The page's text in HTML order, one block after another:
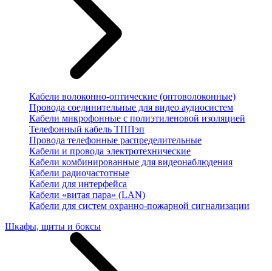
Кабели волоконно-оптические (оптоволоконные)
Провода соединительные для видео аудиосистем
Кабели микрофонные с полиэтиленовой изоляцией
Телефонный кабель ТППэп
Провода телефонные распределительные
Кабели и провода электротехнические
Кабели комбинированные для видеонаблюдения
Кабели радиочастотные
Кабели для интерфейса
Кабели «витая пара» (LAN)
Кабели для систем охранно-пожарной сигнализации
Шкафы, щиты и боксы